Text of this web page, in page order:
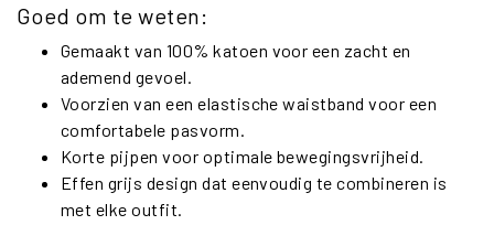
Goed om te weten:
Gemaakt van 100% katoen voor een zacht en
ademend gevoel.
Voorzien van een elastische waistband voor een
comfortabele pasvorm.
Korte pijpen voor optimale bewegingsvrijheid.
Effen grijs design dat eenvoudig te combineren is
met elke outfit.